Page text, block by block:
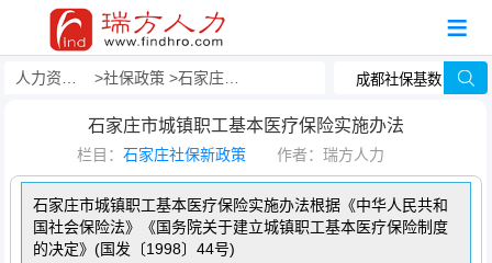
社保政策 石家庄社保新政策
石家庄市城镇职工基本医疗保险实施办法
栏目： 石家庄社保新政策 作者：瑞方人力
石家庄市城镇职工基本医疗保险实施办法根据《中华人民共和
国社会保险法》《国务院关于建立城镇职工基本医疗保险制度
的决定》(国发〔1998〕44号)